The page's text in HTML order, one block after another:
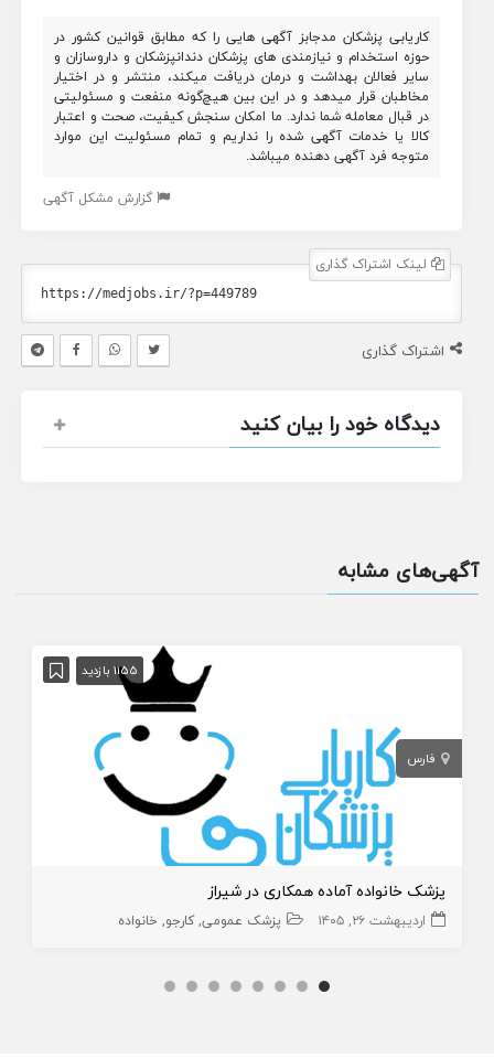
کاریابی پزشکان مدجابز آگهی هایی را که مطابق قوانین کشور در
حوزه استخدام و نیازمندی های پزشکان دندانپزشکان و داروسازان و
سایر فعالان بهداشت و درمان دریافت میکند، منتشر و در اختیار
مخاطبان قرار میدهد و در این بین هیچ‌گونه منفعت و مسئولیتی
در قبال معامله شما ندارد. ما امکان سنجش کیفیت، صحت و اعتبار
کالا یا خدمات آگهی شده را نداریم و تمام مسئولیت این موارد
متوجه فرد آگهی دهنده میباشد.
گزارش مشکل آگهی
لینک اشتراک گذاری
اشتراک گذاری
دیدگاه خود را بیان کنید
آگهی‌های مشابه
1155 بازدید
فارس
پزشک خانواده آماده همکاری در شیراز
اردیبهشت ۲۶, ۱۴۰۵ پزشک عمومی کارجو خانواده